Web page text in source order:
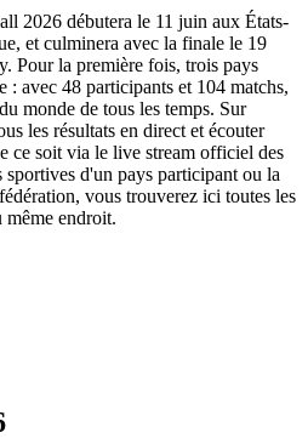
2026 débutera le 11 juin aux États-
et culminera avec la finale le 19
Pour la première fois, trois pays
: avec 48 participants et 104 matchs,
monde de tous les temps. Sur
les résultats en direct et écouter
ce soit via le live stream officiel des
sportives d'un pays participant ou la
vous trouverez ici toutes les
même endroit.